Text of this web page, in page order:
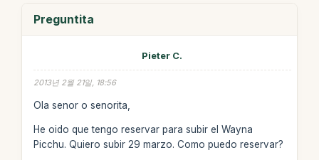
Preguntita
Pieter C.
2013년 2월 21일, 18:56
Ola senor o senorita,
He oido que tengo reservar para subir el Wayna
Picchu. Quiero subir 29 marzo. Como puedo reservar?